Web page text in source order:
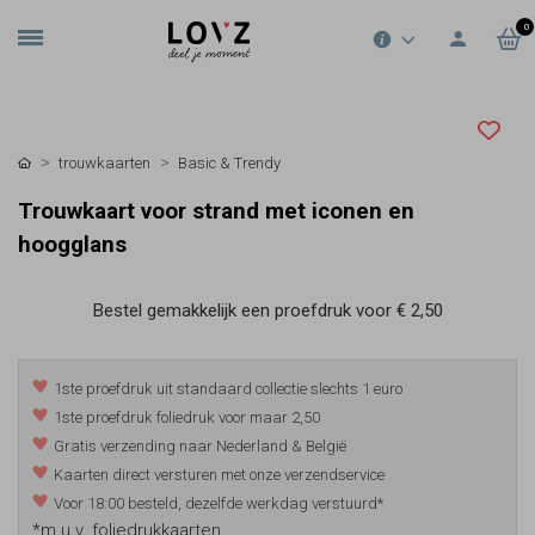
0
trouwkaarten Basic & Trendy
Trouwkaart voor strand met iconen en
hoogglans
Bestel gemakkelijk een proefdruk voor € 2,50
1ste proefdruk uit standaard collectie slechts 1 euro
1ste proefdruk foliedruk voor maar 2,50
Gratis verzending naar Nederland & België
Kaarten direct versturen met onze verzendservice
Voor 18:00 besteld, dezelfde werkdag verstuurd*
*m.u.v. foliedrukkaarten